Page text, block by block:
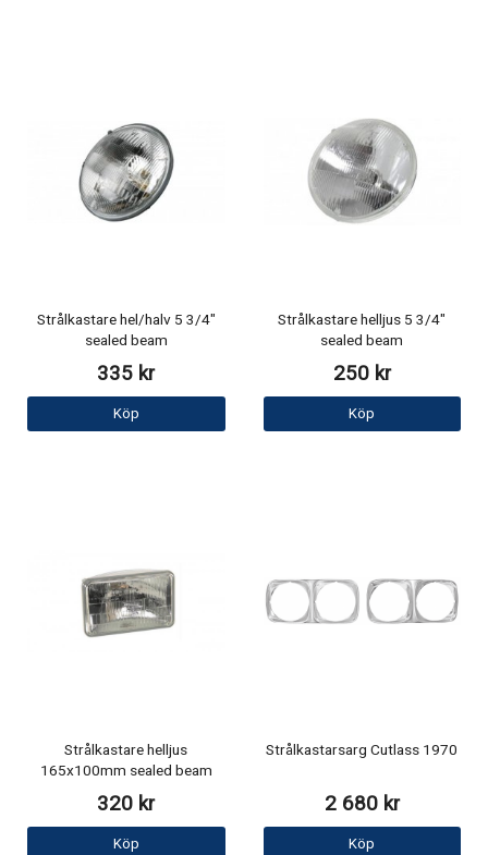
Strålkastare hel/halv 5 3/4"
sealed beam
335 kr
Köp
Strålkastare helljus 5 3/4"
sealed beam
250 kr
Köp
Strålkastare helljus
165x100mm sealed beam
320 kr
Köp
Strålkastarsarg Cutlass 1970
2 680 kr
Köp